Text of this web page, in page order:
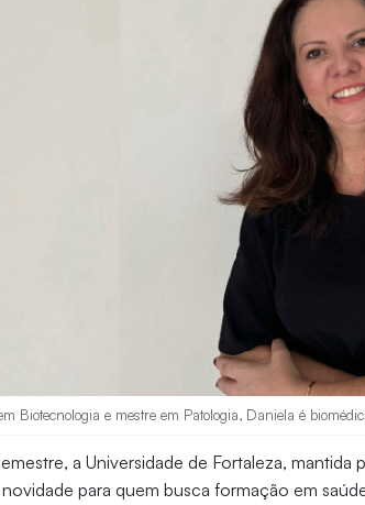
Biotecnologia e mestre em Patologia, Daniela é
a Universidade de Fortaleza, mantida
para quem busca formação em